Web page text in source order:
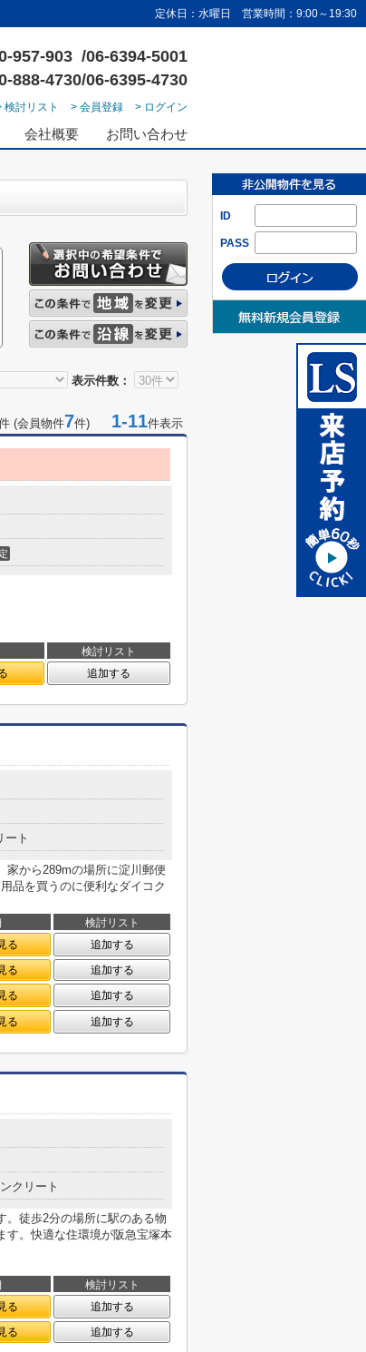
定休日：水曜日 営業時間：9:00～19:30
957-903 /06-6394-5001
888-4730/06-6395-4730
検討リスト > 会員登録 > ログイン
会社概要 お問い合わせ
ID
PASS
表示件数：
(会員物件7件) 1-11件表示
検討リスト
追加する
ート
家から289mの場所に淀川郵便
品を買うのに便利なダイコク
検討リスト
る
追加する
る 追加する
る 追加する
る 追加する
クリート
。徒歩2分の場所に駅のある物
す。快適な住環境が阪急宝塚本
検討リスト
る
追加する
る 追加する